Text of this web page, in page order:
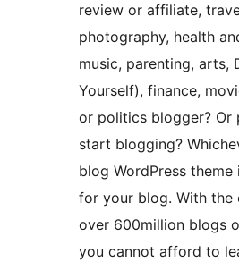
review or affiliate,
photography, health
music, parenting, arts,
Yourself), finance,
or politics blogger? Or
start blogging?
blog WordPress theme
for your blog. With the
over 600million blogs
you cannot afford to